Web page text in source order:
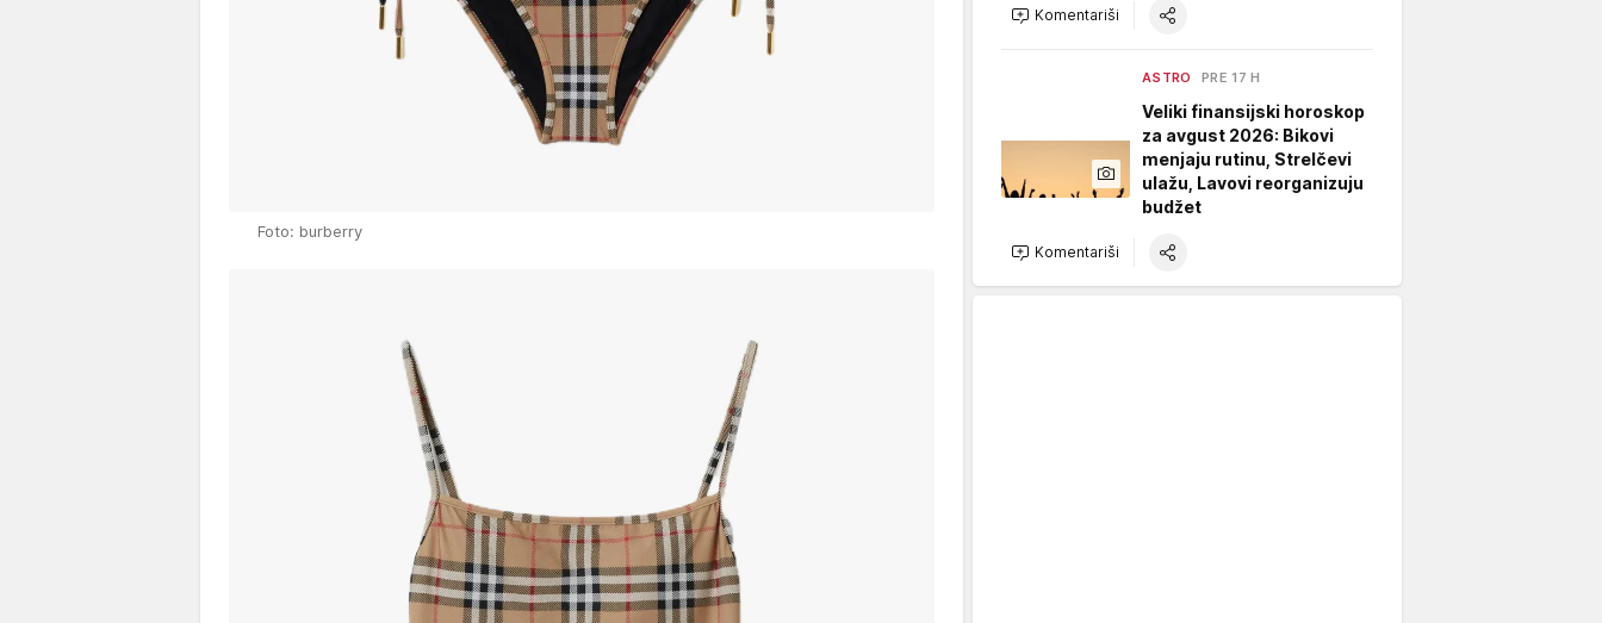
Foto: burberry
Komentariši
ASTRO PRE 17 H
Veliki finansijski horoskop
za avgust 2026: Bikovi
menjaju rutinu, Strelčevi
ulažu, Lavovi reorganizuju
budžet
Komentariši